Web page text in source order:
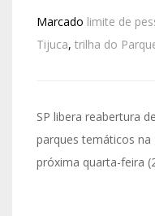
Marcado limite de
Tijuca, trilha do
SP libera reabertura de
parques temáticos na
próxima quarta-feira